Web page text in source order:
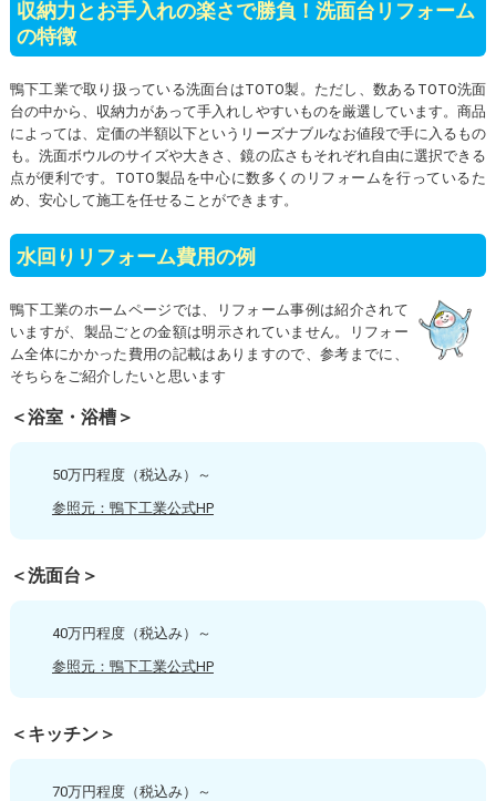
収納力とお手入れの楽さで勝負！洗面台リフォーム
の特徴
鴨下工業で取り扱っている洗面台はTOTO製。ただし、数あるTOTO洗面
台の中から、収納力があって手入れしやすいものを厳選しています。商品
によっては、定価の半額以下というリーズナブルなお値段で手に入るもの
も。洗面ボウルのサイズや大きさ、鏡の広さもそれぞれ自由に選択できる
点が便利です。TOTO製品を中心に数多くのリフォームを行っているた
め、安心して施工を任せることができます。
水回りリフォーム費用の例
鴨下工業のホームページでは、リフォーム事例は紹介されて
いますが、製品ごとの金額は明示されていません。リフォー
ム全体にかかった費用の記載はありますので、参考までに、
そちらをご紹介したいと思います
＜浴室・浴槽＞
50万円程度（税込み）～
参照元：鴨下工業公式HP
＜洗面台＞
40万円程度（税込み）～
参照元：鴨下工業公式HP
＜キッチン＞
70万円程度（税込み）～